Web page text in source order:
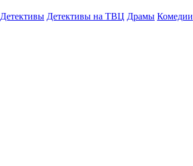
Детективы Детективы на ТВЦ Драмы Комедии